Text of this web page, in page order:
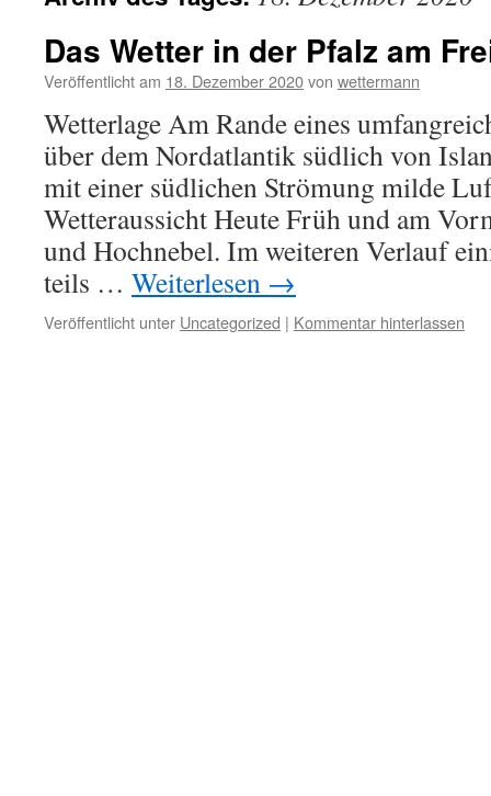
Das Wetter in der Pfalz am
Veröffentlicht am 18. Dezember 2020von wettermann
Wetterlage Am Rande eines
über dem Nordatlantik südlich von
mit einer südlichen Strömung milde
Wetteraussicht Heute Früh und am
und Hochnebel. Im weiteren Verlauf
teils … Weiterlesen →
Veröffentlicht unter Uncategorized | Kommentar hinterlassen